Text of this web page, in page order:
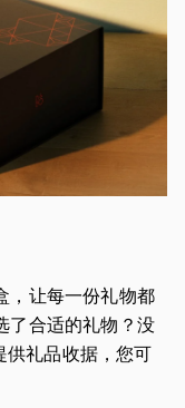
，让每一份礼物都
了合适的礼物？没
供礼品收据，您可